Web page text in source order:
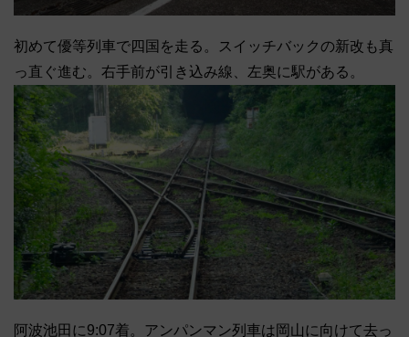
初めて優等列車で四国を走る。スイッチバックの新改も真
っ直ぐ進む。右手前が引き込み線、左奥に駅がある。
阿波池田に9:07着。アンパンマン列車は岡山に向けて去っ